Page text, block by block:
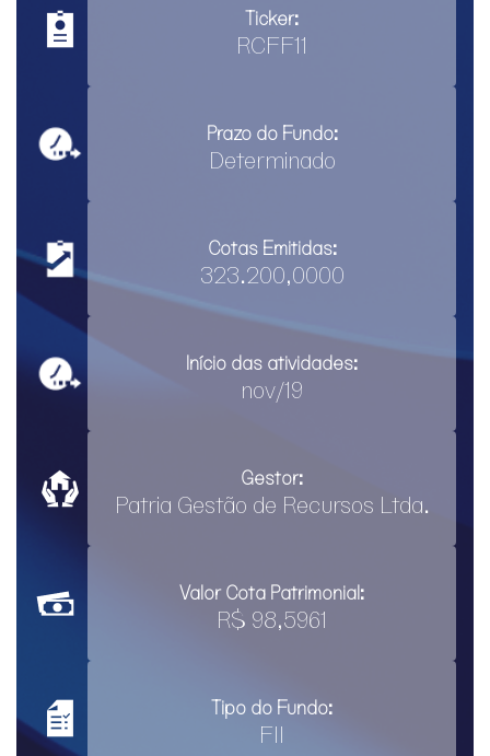
Ticker:
RCFF11
Prazo do Fundo:
Determinado
Cotas Emitidas:
323.200,0000
Início das atividades:
nov/19
Gestor:
Patria Gestão de Recursos Ltda.
Valor Cota Patrimonial:
R$ 98,5961
Tipo do Fundo:
FII